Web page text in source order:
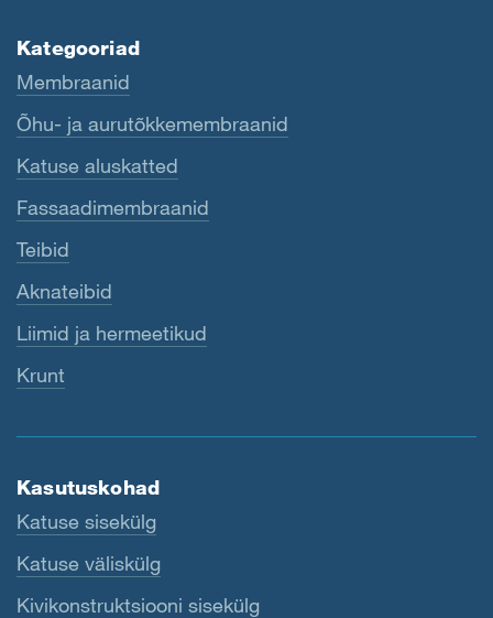
Kategooriad
Membraanid
Õhu- ja aurutõkkemembraanid
Katuse aluskatted
Fassaadimembraanid
Teibid
Aknateibid
Liimid ja hermeetikud
Krunt
Kasutuskohad
Katuse sisekülg
Katuse väliskülg
Kivikonstruktsiooni sisekülg